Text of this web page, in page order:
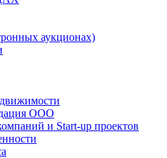
аукционах)
ООО
и Start-up проектов